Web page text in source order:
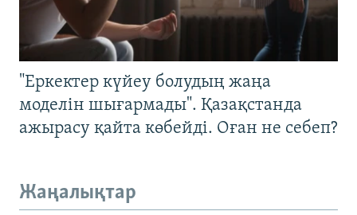
"Еркектер күйеу болудың жаңа
моделін шығармады". Қазақстанда
ажырасу қайта көбейді. Оған не себеп?
Жаңалықтар